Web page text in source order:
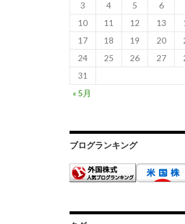
3
4 5 6
10
11 12 13
17
18 19 20
24
25 26 27
31
« 5月
ブログランキング